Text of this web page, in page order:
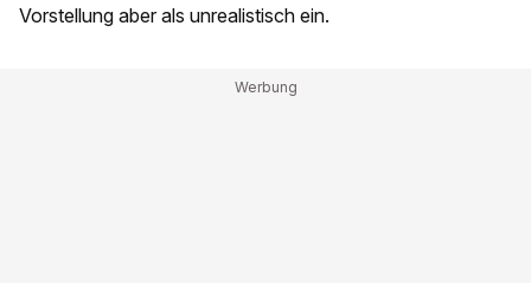
Vorstellung aber als unrealistisch ein.